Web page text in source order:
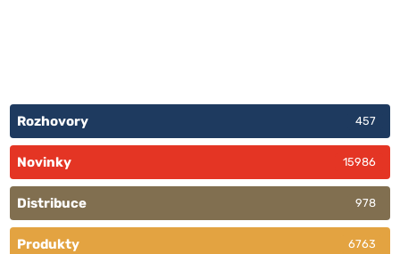
Rozhovory 457
Novinky 15986
Distribuce 978
Produkty 6763